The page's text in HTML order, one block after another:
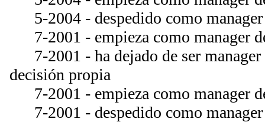
5-2004 - despedido como
7-2001 - empieza como manager
7-2001 - ha dejado de ser
decisión propia
7-2001 - empieza como manager
7-2001 - despedido como